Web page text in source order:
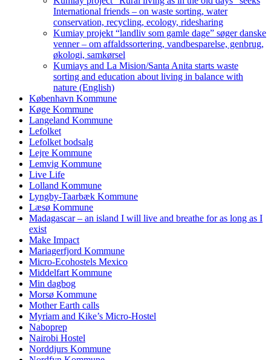
International friends – on waste sorting, water
conservation, recycling, ecology, ridesharing
Kumiay projekt “landliv som gamle dage” søger danske
venner – om affaldssortering, vandbesparelse, genbrug,
økologi, samkørsel
Kumiays and La Mision/Santa Anita starts waste
sorting and education about living in balance with
nature (English)
København Kommune
Køge Kommune
Langeland Kommune
Lefolket
Lefolket bodsalg
Lejre Kommune
Lemvig Kommune
Live Life
Lolland Kommune
Lyngby-Taarbæk Kommune
Læsø Kommune
Madagascar – an island I will live and breathe for as long as I
exist
Make Impact
Mariagerfjord Kommune
Micro-Ecohostels Mexico
Middelfart Kommune
Min dagbog
Morsø Kommune
Mother Earth calls
Myriam and Kike’s Micro-Hostel
Naboprep
Nairobi Hostel
Norddjurs Kommune